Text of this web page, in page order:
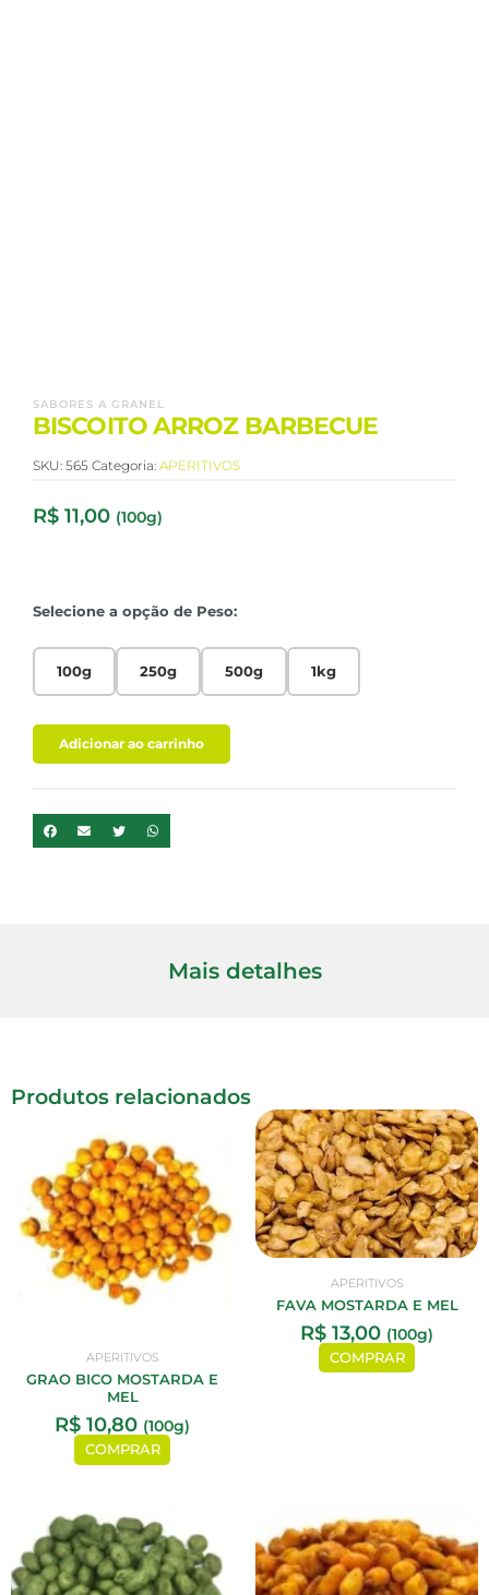
SABORES A GRANEL
BISCOITO ARROZ BARBECUE
SKU: 565 Categoria: APERITIVOS
R$ 11,00 (100g)
Selecione a opção de Peso:
100g 250g 500g 1kg
Adicionar ao carrinho
Mais detalhes
Produtos relacionados
APERITIVOS
GRAO BICO MOSTARDA E
MEL
R$ 10,80 (100g)
COMPRAR
APERITIVOS
FAVA MOSTARDA E MEL
R$ 13,00 (100g)
COMPRAR